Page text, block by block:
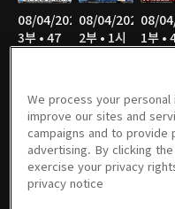
08/04/2026
3부 • 47
08/04/2026
2부 • 1시
08/
1부 •
08/02/2026
3부 • 40
분
08/02/2026
2부 • 51
분
08/
1부 •
분
We process your
improve our sites and
campaigns and to provide
advertising. By clicking
exercise your privacy
privacy notice